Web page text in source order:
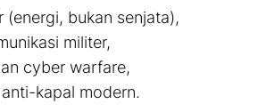
(energi, bukan senjata),
militer,
cyber warfare,
kapal modern.